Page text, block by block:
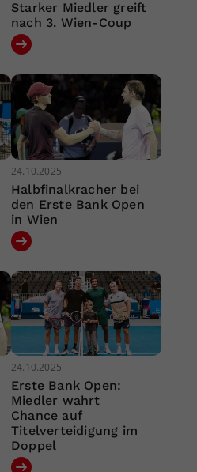
Starker Miedler greift
nach 3. Wien-Coup
24.10.2025
Halbfinalkracher bei
den Erste Bank Open
in Wien
24.10.2025
Erste Bank Open:
Miedler wahrt
Chance auf
Titelverteidigung im
Doppel